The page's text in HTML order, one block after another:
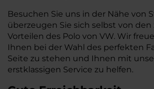
Besuchen Sie uns in der Nähe von
überzeugen Sie sich selbst von den
Vorteilen des Polo von VW. Wir
Ihnen bei der Wahl des perfekten
Seite zu stehen und Ihnen mit
erstklassigen Service zu helfen.